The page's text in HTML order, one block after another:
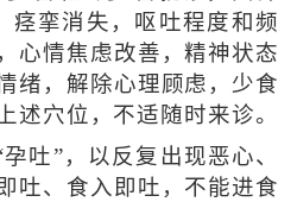
痉挛消失，呕吐程度和频
心情焦虑改善，精神状态
绪，解除心理顾虑，少食
述穴位，不适随时来诊。
吐”，以反复出现恶心、
吐、食入即吐，不能进食